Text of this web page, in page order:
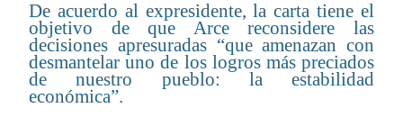
De acuerdo al expresidente, la carta tiene el
objetivo de que Arce reconsidere las
decisiones apresuradas “que amenazan con
desmantelar uno de los logros más preciados
de nuestro pueblo: la estabilidad
económica”.